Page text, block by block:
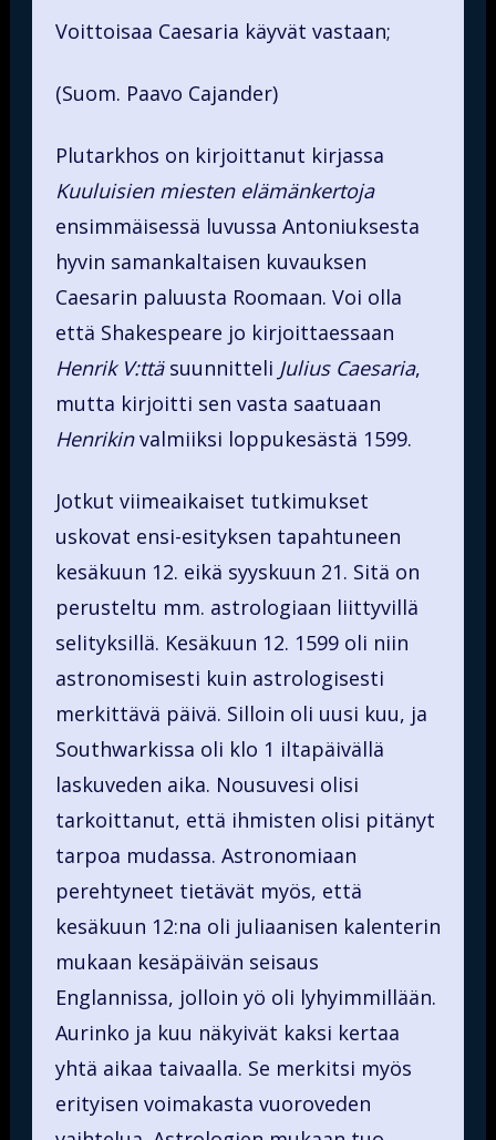
Voittoisaa Caesaria käyvät vastaan;
(Suom. Paavo Cajander)
Plutarkhos on kirjoittanut kirjassa
Kuuluisien miesten elämänkertoja
ensimmäisessä luvussa Antoniuksesta
hyvin samankaltaisen kuvauksen
Caesarin paluusta Roomaan. Voi olla
että Shakespeare jo kirjoittaessaan
Henrik V:ttäsuunnitteli Julius Caesaria,
mutta kirjoitti sen vasta saatuaan
Henrikinvalmiiksi loppukesästä 1599.
Jotkut viimeaikaiset tutkimukset
uskovat ensi-esityksen tapahtuneen
kesäkuun 12. eikä syyskuun 21. Sitä on
perusteltu mm. astrologiaan liittyvillä
selityksillä. Kesäkuun 12. 1599 oli niin
astronomisesti kuin astrologisesti
merkittävä päivä. Silloin oli uusi kuu, ja
Southwarkissa oli klo 1 iltapäivällä
laskuveden aika. Nousuvesi olisi
tarkoittanut, että ihmisten olisi pitänyt
tarpoa mudassa. Astronomiaan
perehtyneet tietävät myös, että
kesäkuun 12:na oli juliaanisen kalenterin
mukaan kesäpäivän seisaus
Englannissa, jolloin yö oli lyhyimmillään.
Aurinko ja kuu näkyivät kaksi kertaa
yhtä aikaa taivaalla. Se merkitsi myös
erityisen voimakasta vuoroveden